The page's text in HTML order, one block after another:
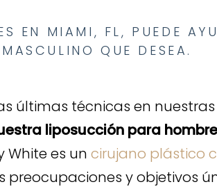
EN MIAMI, FL, PUEDE
MASCULINO QUE DESEA.
últimas técnicas en
liposucción para
White es un cirujano plástico
y objetivos